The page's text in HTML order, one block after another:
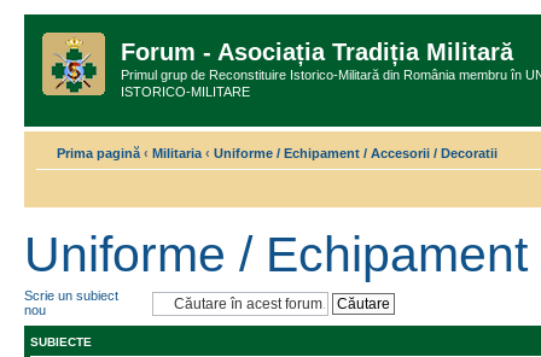
Forum - Asociația Tradiția Militară
Primul grup de Reconstituire Istorico-Militară din România membru în
ISTORICO-MILITARE
Prima pagină ‹ Militaria ‹ Uniforme / Echipament / Accesorii / Decoratii
Uniforme /
Scrie un subiect
nou
SUBIECTE